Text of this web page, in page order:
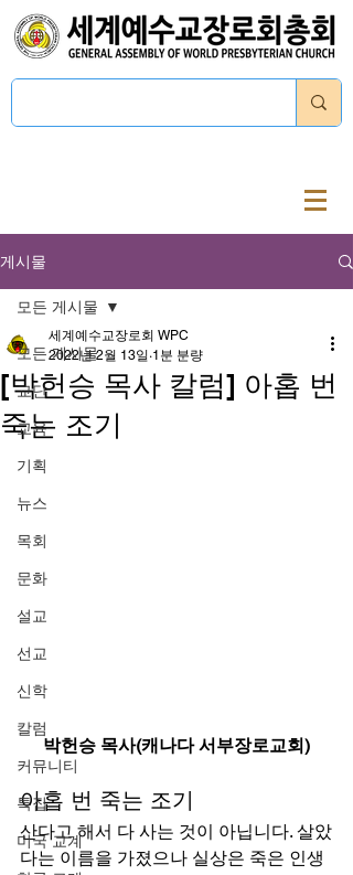
게시물
모든 게시물
교단
교육
기획
뉴스
목회
문화
설교
선교
신학
칼럼
커뮤니티
특집
미국 교계
모든 게시물
[박헌승 목사 칼럼] 아홉 번
죽는 조기
세계예수교장로회 WPC
2022년 2월 13일 1분 분량
박헌승 목사(캐나다 서부장로교회)
아홉 번 죽는 조기
산다고 해서 다 사는 것이 아닙니다. 살았
다는 이름을 가졌으나 실상은 죽은 인생